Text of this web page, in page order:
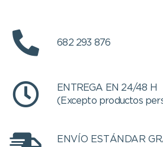
682 293 876
ENTREGA EN 24/48 H
(Excepto productos
ENVÍO ESTÁNDAR